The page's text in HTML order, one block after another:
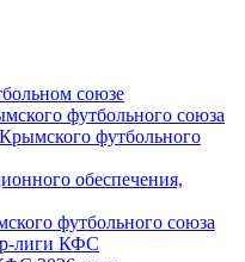
союзе
футбольного союза
футбольного
обеспечения,
футбольного союза
лиги КФС